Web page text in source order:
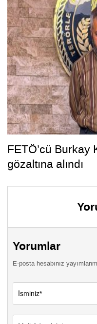
FETÖ’cü Burkay
gözaltına alındı
Yorumlar
E-posta hesabınız